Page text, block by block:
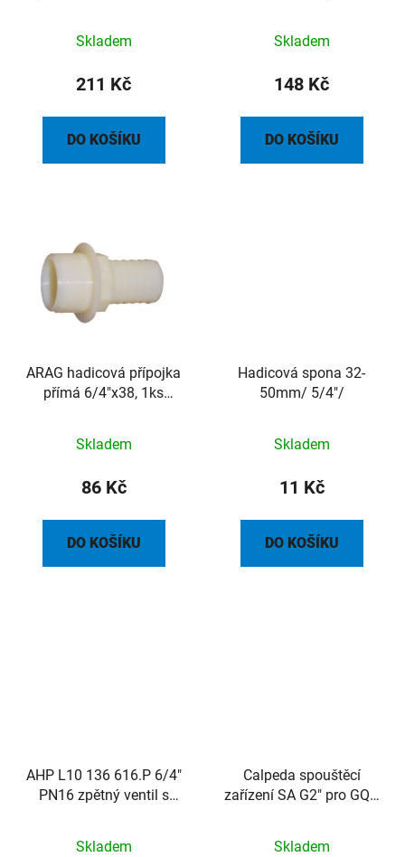
Skladem
211 Kč
DO KOŠÍKU
Skladem
148 Kč
DO KOŠÍKU
ARAG hadicová přípojka
přímá 6/4"x38, 1ks
Skladem
86 Kč
DO KOŠÍKU
Hadicová spona 32-
50mm/ 5/4"/
Skladem
11 Kč
DO KOŠÍKU
AHP L10 136 616.P 6/4"
PN16 zpětný ventil s
Skladem
Calpeda spouštěcí
zařízení SA G2" pro GQV,
Skladem